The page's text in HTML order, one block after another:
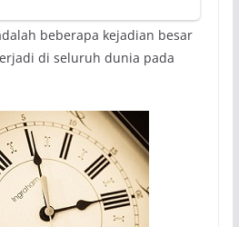
beberapa kejadian besar
di seluruh dunia pada